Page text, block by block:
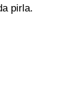
pirla.